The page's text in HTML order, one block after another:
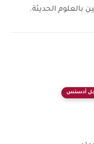
بالعلوم الحديثة.
أدسنس